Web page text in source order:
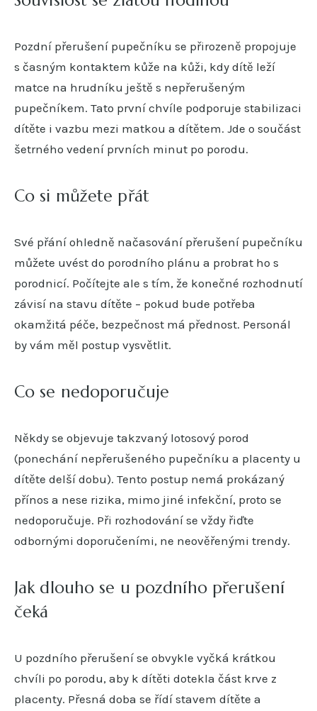
Pozdní přerušení pupečníku se přirozeně propojuje
s časným kontaktem kůže na kůži, kdy dítě leží
matce na hrudníku ještě s nepřerušeným
pupečníkem. Tato první chvíle podporuje stabilizaci
dítěte i vazbu mezi matkou a dítětem. Jde o součást
šetrného vedení prvních minut po porodu.
Co si můžete přát
Své přání ohledně načasování přerušení pupečníku
můžete uvést do porodního plánu a probrat ho s
porodnicí. Počítejte ale s tím, že konečné rozhodnutí
závisí na stavu dítěte – pokud bude potřeba
okamžitá péče, bezpečnost má přednost. Personál
by vám měl postup vysvětlit.
Co se nedoporučuje
Někdy se objevuje takzvaný lotosový porod
(ponechání nepřerušeného pupečníku a placenty u
dítěte delší dobu). Tento postup nemá prokázaný
přínos a nese rizika, mimo jiné infekční, proto se
nedoporučuje. Při rozhodování se vždy řiďte
odbornými doporučeními, ne neověřenými trendy.
Jak dlouho se u pozdního přerušení
čeká
U pozdního přerušení se obvykle vyčká krátkou
chvíli po porodu, aby k dítěti dotekla část krve z
placenty. Přesná doba se řídí stavem dítěte a